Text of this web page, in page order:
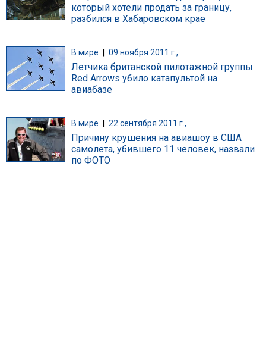
который хотели продать за границу,
разбился в Хабаровском крае
В мире 09 ноября 2011 г.,
Летчика британской пилотажной группы
Red Arrows убило катапультой на
авиабазе
В мире 22 сентября 2011 г.,
Причину крушения на авиашоу в США
самолета, убившего 11 человек, назвали
по ФОТО